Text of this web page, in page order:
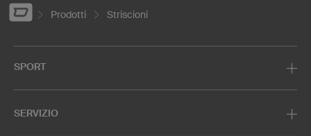
Prodotti Striscioni
SPORT
SERVIZIO